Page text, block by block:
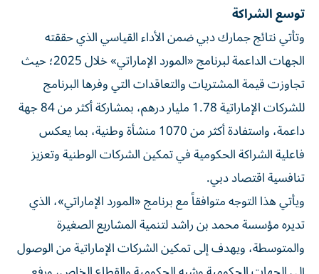
توسع الشراكة
وتأتي نتائج جمارك دبي ضمن الأداء القياسي الذي حققته
الجهات الداعمة لبرنامج «المورد الإماراتي» خلال 2025؛ حيث
تجاوزت قيمة المشتريات والتعاقدات التي وفرها البرنامج
للشركات الإماراتية 1.78 مليار درهم، بمشاركة أكثر من 84 جهة
داعمة، واستفادة أكثر من 1070 منشأة وطنية، بما يعكس
فاعلية الشراكة الحكومية في تمكين الشركات الوطنية وتعزيز
تنافسية اقتصاد دبي.
ويأتي هذا التوجه متوافقاً مع برنامج «المورد الإماراتي»، الذي
تديره مؤسسة محمد بن راشد لتنمية المشاريع الصغيرة
والمتوسطة، ويهدف إلى تمكين الشركات الإماراتية من الوصول